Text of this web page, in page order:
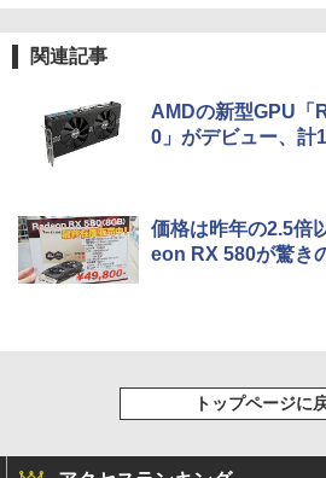
関連記事
AMDの新型GPU「
0」がデビュー、計
価格は昨年の2.5倍
eon RX 580が驚き
トップページに